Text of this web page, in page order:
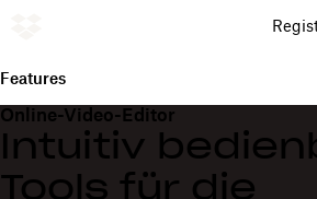
Features
Online-Video-Editor
Intuitiv
Tools für die